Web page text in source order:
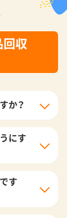
収
か？
にす
す